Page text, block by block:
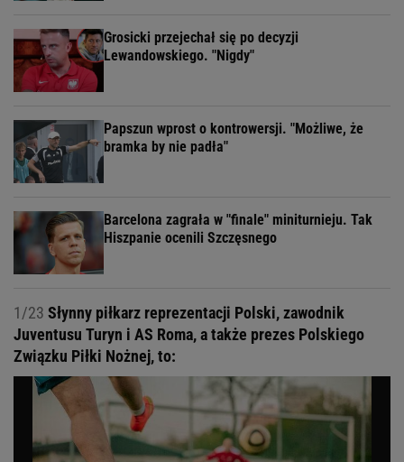
Grosicki przejechał się po decyzji
Lewandowskiego. "Nigdy"
Papszun wprost o kontrowersji. "Możliwe, że
bramka by nie padła"
Barcelona zagrała w "finale" miniturnieju. Tak
Hiszpanie ocenili Szczęsnego
1/23 Słynny piłkarz reprezentacji Polski, zawodnik
Juventusu Turyn i AS Roma, a także prezes Polskiego
Związku Piłki Nożnej, to: